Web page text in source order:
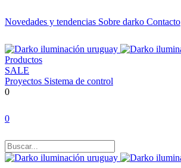
Novedades y tendencias Sobre darko Contacto
Productos
SALE
Proyectos Sistema de control
0
0